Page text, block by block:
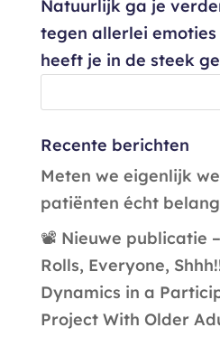
Natuurlijk ga je
tegen allerlei
heeft je in de steek
Recente berichten
Meten we eigenlijk
patiënten écht
📽️ Nieuwe publicatie
Rolls, Everyone,
Dynamics in a
Project With Older